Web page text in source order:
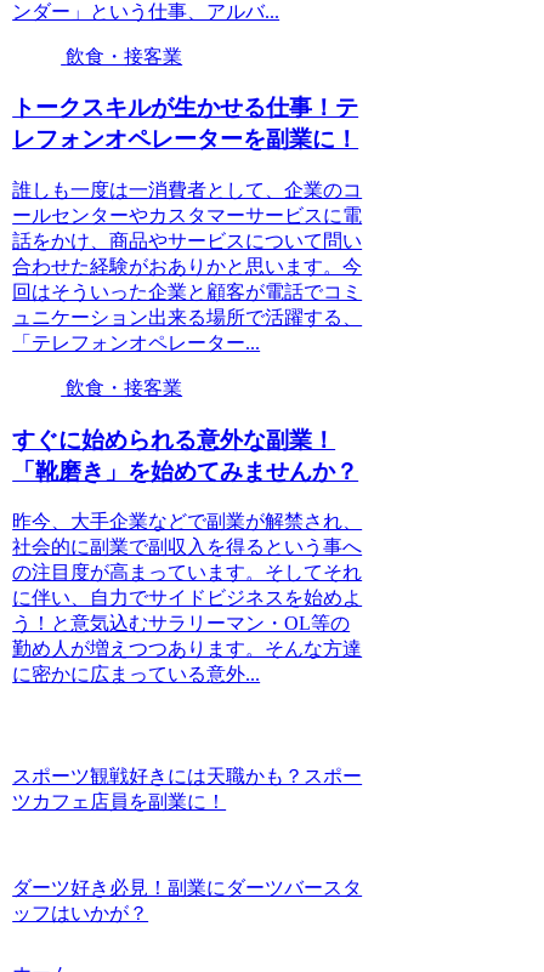
ンダー」という仕事、アルバ...
飲食・接客業
トークスキルが生かせる仕事！テ
レフォンオペレーターを副業に！
誰しも一度は一消費者として、企業のコ
ールセンターやカスタマーサービスに電
話をかけ、商品やサービスについて問い
合わせた経験がおありかと思います。今
回はそういった企業と顧客が電話でコミ
ュニケーション出来る場所で活躍する、
「テレフォンオペレーター...
飲食・接客業
すぐに始められる意外な副業！
「靴磨き」を始めてみませんか？
昨今、大手企業などで副業が解禁され、
社会的に副業で副収入を得るという事へ
の注目度が高まっています。そしてそれ
に伴い、自力でサイドビジネスを始めよ
う！と意気込むサラリーマン・OL等の
勤め人が増えつつあります。そんな方達
に密かに広まっている意外...
スポーツ観戦好きには天職かも？スポー
ツカフェ店員を副業に！
ダーツ好き必見！副業にダーツバースタ
ッフはいかが？